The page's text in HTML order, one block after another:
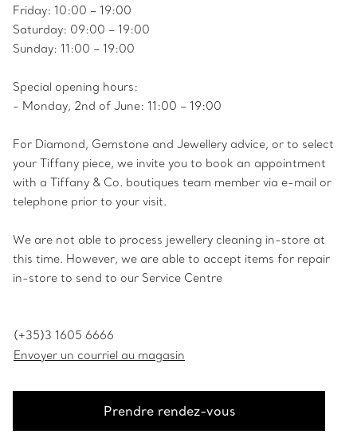
Friday: 10:00 – 19:00
Saturday: 09:00 – 19:00
Sunday: 11:00 – 19:00
Special opening hours:
- Monday, 2nd of June: 11:00 – 19:00
For Diamond, Gemstone and Jewellery advice, or to select
your Tiffany piece, we invite you to book an appointment
with a Tiffany & Co. boutiques team member via e-mail or
telephone prior to your visit.
We are not able to process jewellery cleaning in-store at
this time. However, we are able to accept items for repair
in-store to send to our Service Centre
(+35)3 1605 6666
Envoyer un courriel au magasin
Prendre rendez-vous